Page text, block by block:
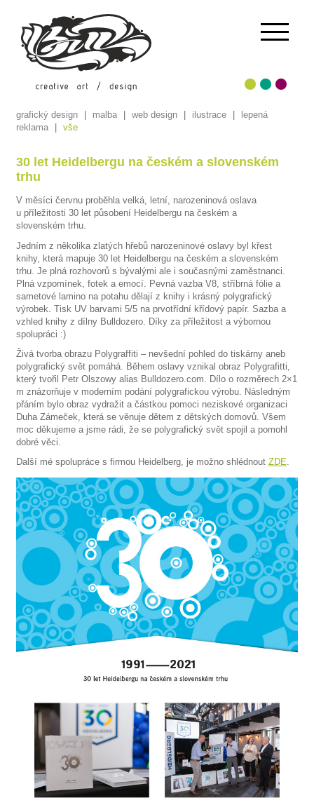
grafický design malba web design ilustrace
lepená
reklama
vše
30 let Heidelbergu na českém a slovenském
trhu
V měsíci červnu proběhla velká, letní, narozeninová oslava
u příležitosti 30 let působení Heidelbergu na českém a
slovenském trhu.
Jedním z několika zlatých hřebů narozeninové oslavy byl křest
knihy, která mapuje 30 let Heidelbergu na českém a slovenském
trhu. Je plná rozhovorů s bývalými ale i současnými zaměstnanci.
Plná vzpomínek, fotek a emocí. Pevná vazba V8, stříbrná fólie a
sametové lamino na potahu dělají z knihy i krásný polygrafický
výrobek. Tisk UV barvami 5/5 na prvotřídní křídový papír. Sazba a
vzhled knihy z dílny Bulldozero. Díky za příležitost a výbornou
spolupráci :)
Živá tvorba obrazu Polygraffiti – nevšední pohled do tiskárny aneb
polygrafický svět pomáhá. Během oslavy vznikal obraz Polygrafitti,
který tvořil Petr Olszowy alias Bulldozero.com. Dílo o rozměrech 2×1
m znázorňuje v moderním podání polygrafickou výrobu. Následným
přáním bylo obraz vydražit a částkou pomoci neziskové organizaci
Duha Zámeček, která se věnuje dětem z dětských domovů. Všem
moc děkujeme a jsme rádi, že se polygrafický svět spojil a pomohl
dobré věci.
Další mé spolupráce s firmou Heidelberg, je možno shlédnout ZDE.